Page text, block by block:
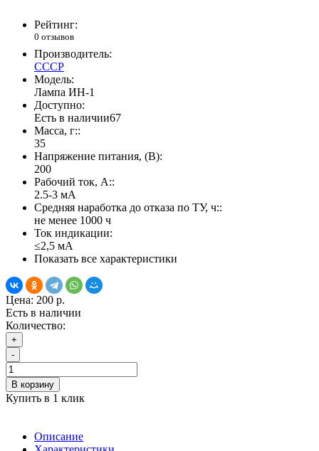
Рейтинг:
0 отзывов
Производитель:
СССР
Модель:
Лампа ИН-1
Доступно:
Есть в наличии67
Масса, г::
35
Напряжение питания, (В):
200
Рабочий ток, А::
2.5-3 мА
Средняя наработка до отказа по ТУ, ч::
не менее 1000 ч
Ток индикации:
≤2,5 мА
Показать все характеристики
Цена: 200 р.
Есть в наличии
Количество:
+
-
В корзину
Купить в 1 клик
Описание